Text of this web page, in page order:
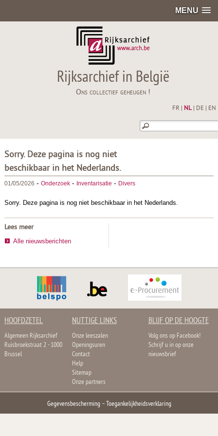
MENU
Rijksarchief in België
Ons collectief geheugen !
FR NL| DE EN
Sorry. Deze pagina is nog niet
beschikbaar in het Nederlands.
01/05/2026 - Onderzoek- Inventarisatie - Divers
Sorry. Deze pagina is nog niet beschikbaar in het Nederlands.
Lees meer
Alle nieuwsberichten
HOOFDZETEL
Algemeen Rijksarchief
Ruisbroekstraat 2 - 1000
Brussel
NUTTIGE LINKS
Onze leeszalen
Openingsuren
Contact
Help
Sitemap
Onze partners
BLIJF OP DE HOOGTE
Volg ons op Facebook!
Schrijf u in op onze
nieuwsbrief
Gegevensbescherming–Toegankelijkheidsverklaring